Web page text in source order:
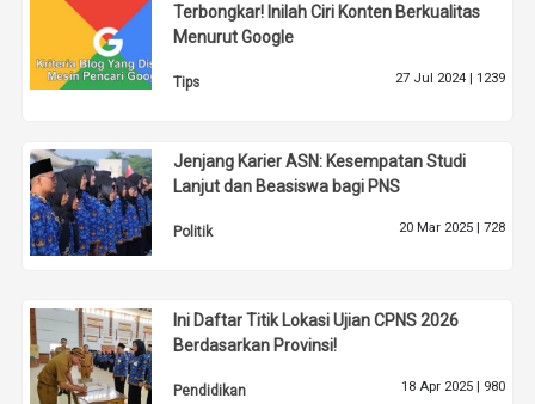
Terbongkar! Inilah Ciri Konten Berkualitas
Menurut Google
Tips 27 Jul 2024 | 1239
Jenjang Karier ASN: Kesempatan Studi
Lanjut dan Beasiswa bagi PNS
Politik 20 Mar 2025 | 728
Ini Daftar Titik Lokasi Ujian CPNS 2026
Berdasarkan Provinsi!
Pendidikan 18 Apr 2025 | 980